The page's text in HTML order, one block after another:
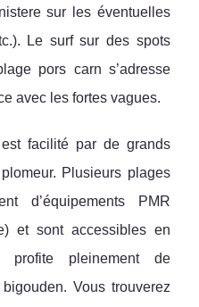
sur les éventuelles
Le surf sur des spots
pors carn s’adresse
avec les fortes vagues.
est facilité par de grands
Plusieurs plages
d’équipements PMR
et sont accessibles en
pleinement de
Vous trouverez